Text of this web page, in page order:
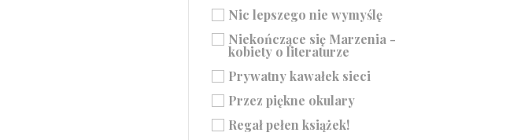
Nic lepszego nie wymyślę
Niekończące się Marzenia -
kobiety o literaturze
Prywatny kawałek sieci
Przez piękne okulary
Regał pełen książek!